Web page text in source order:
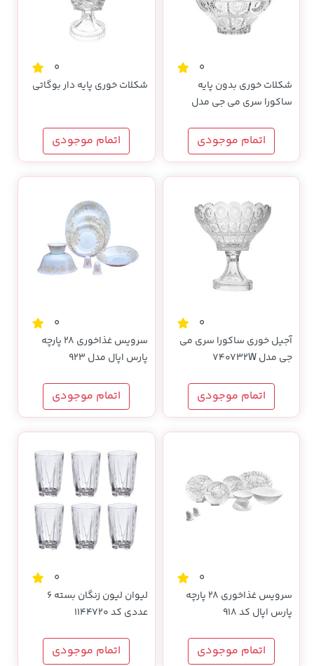
0
شکلات خوری بدون پایه
ساکورا سری می جی مدل
اتمام موجودی
0
شکلات خوری پایه دار بوگاتی
اتمام موجودی
0
آجیل خوری ساکورا سری می
جی مدل 740732W
اتمام موجودی
0
سرویس غذاخوری 28 پارچه
پارس اپال مدل 923
اتمام موجودی
0
سرویس غذاخوری 28 پارچه
پارس اپال کد 918
اتمام موجودی
0
لیوان لیون زنگان بسته 6
عددی کد 1144720
اتمام موجودی